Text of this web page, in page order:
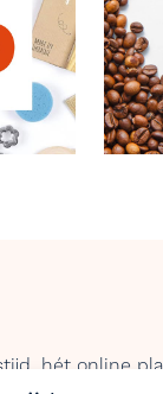
hét online